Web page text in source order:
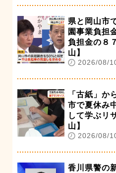
県と岡山市
園事業負担
負担金の８
山】
2026/08/
「古紙」か
市で夏休み
して学ぶリ
山】
2026/08/
香川県警の